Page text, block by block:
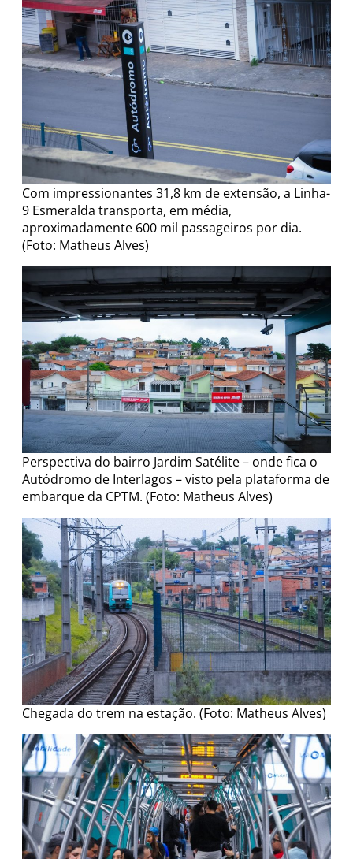
Com impressionantes 31,8 km de extensão, a Linha-
9 Esmeralda transporta, em média,
aproximadamente 600 mil passageiros por dia.
(Foto: Matheus Alves)
Perspectiva do bairro Jardim Satélite – onde fica o
Autódromo de Interlagos – visto pela plataforma de
embarque da CPTM. (Foto: Matheus Alves)
Chegada do trem na estação. (Foto: Matheus Alves)